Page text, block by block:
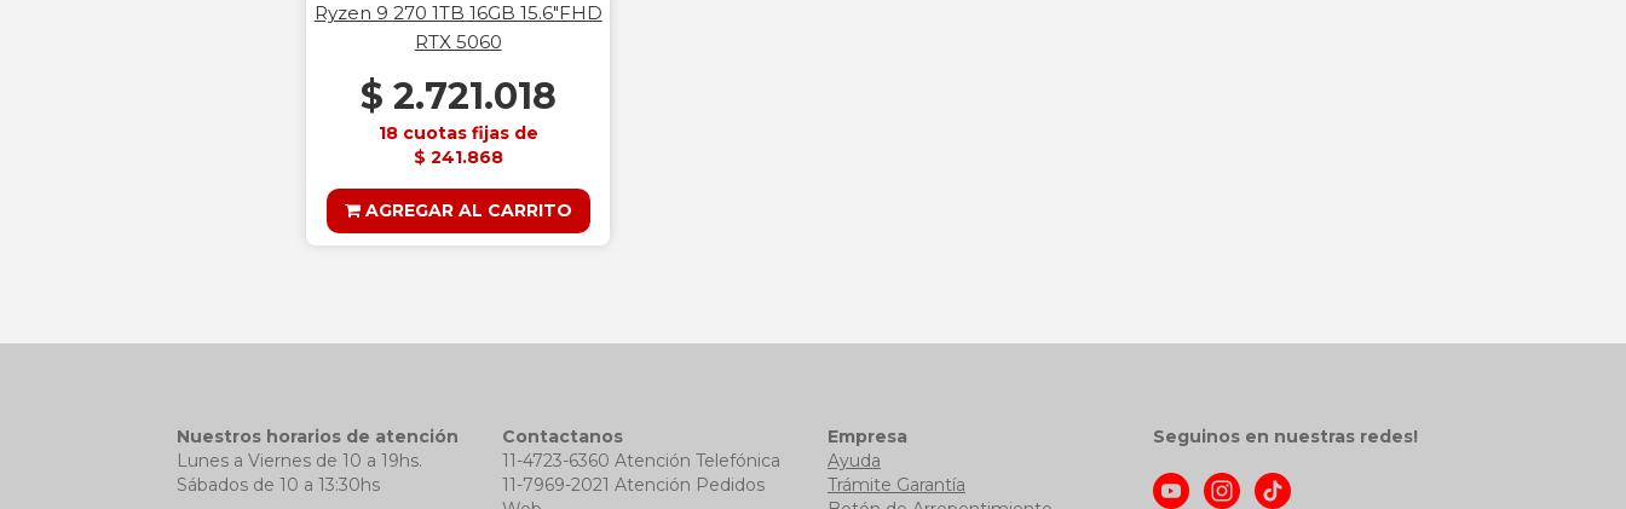
Ryzen 9 270 1TB 16GB 15.6"FHD
RTX 5060
$ 2.721.018
18 cuotas fijas de
$ 241.868
AGREGAR AL CARRITO
Nuestros horarios de atención
Lunes a Viernes de 10 a 19hs.
Sábados de 10 a 13:30hs
Contactanos
11-4723-6360 Atención Telefónica
11-7969-2021 Atención Pedidos
Empresa
Ayuda
Trámite Garantía
Seguinos en nuestras redes!